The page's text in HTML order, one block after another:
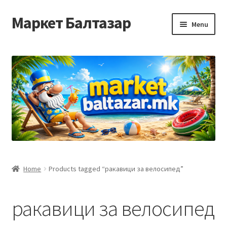
Skip
to
Skip
to
Маркет Балтазар Menu
Checkout
Homepage
Privacy Policy
Корисничка подршка
Home Products tagged “ракавици за велосипед”
ракавици за велосипед